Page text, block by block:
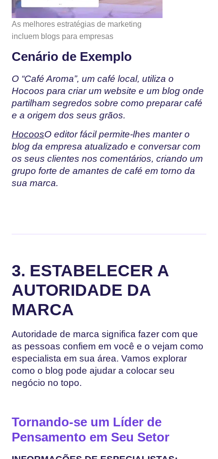
As melhores estratégias de marketing
incluem blogs para empresas
Cenário de Exemplo
O “Café Aroma”, um café local, utiliza o
Hocoos para criar um website e um blog onde
partilham segredos sobre como preparar café
e a origem dos seus grãos.
HocoosO editor fácil permite-lhes manter o
blog da empresa atualizado e conversar com
os seus clientes nos comentários, criando um
grupo forte de amantes de café em torno da
sua marca.
3. ESTABELECER A
AUTORIDADE DA
MARCA
Autoridade de marca significa fazer com que
as pessoas confiem em você e o vejam como
especialista em sua área. Vamos explorar
como o blog pode ajudar a colocar seu
negócio no topo.
Tornando-se um Líder de
Pensamento em Seu Setor